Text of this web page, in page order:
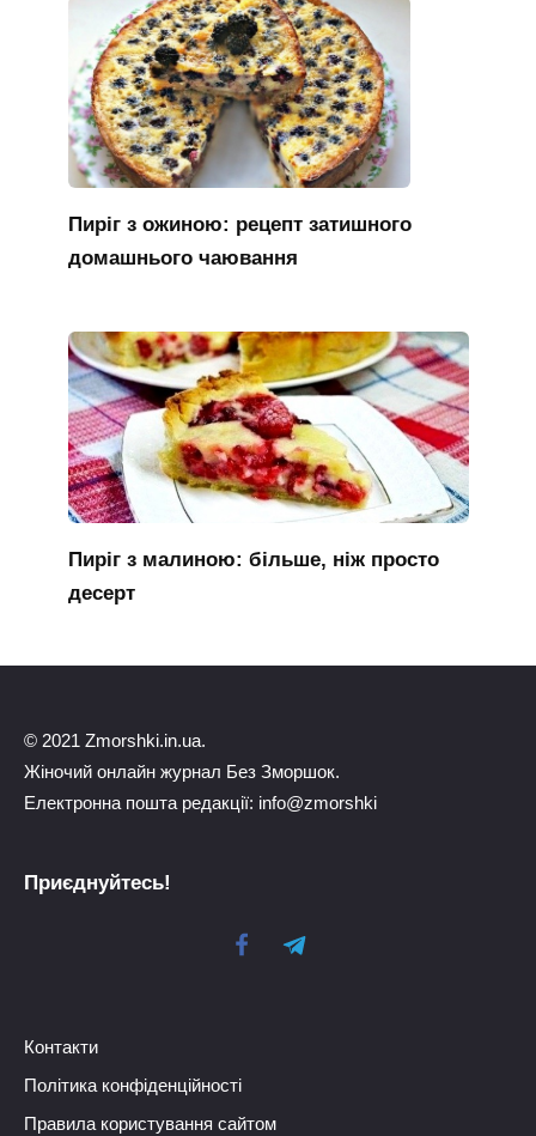
Пиріг з ожиною: рецепт затишного
домашнього чаювання
Пиріг з малиною: більше, ніж просто
десерт
© 2021 Zmorshki.in.ua.
Жіночий онлайн журнал Без Зморшок.
Електронна пошта редакції: info@zmorshki
Приєднуйтесь!
Контакти
Політика конфіденційності
Правила користування сайтом